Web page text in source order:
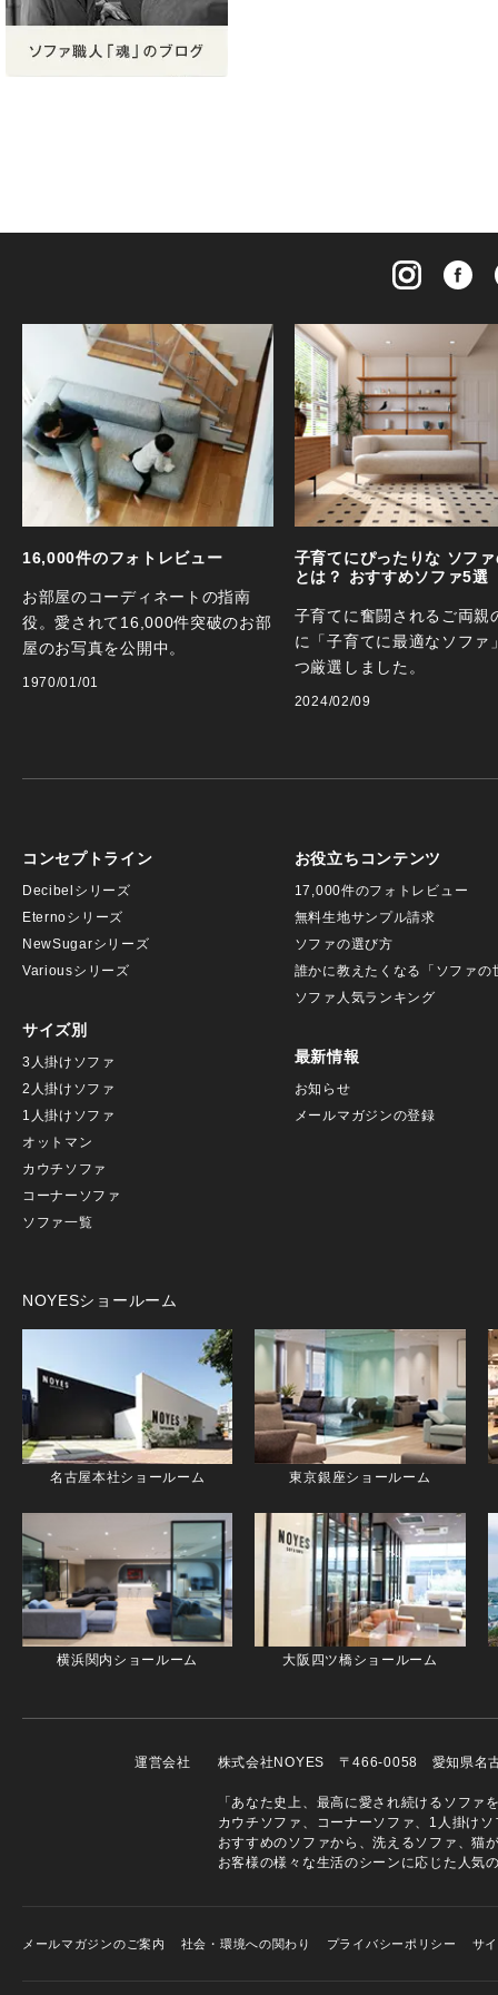
16,000件のフォトレビュー
お部屋のコーディネートの指南
役。愛されて16,000件突破のお部
屋のお写真を公開中。
1970/01/01
子育てにぴったりな ソフ
とは？ おすすめソファ5選
子育てに奮闘されるご両親
に「子育てに最適なソファ
つ厳選しました。
2024/02/09
コンセプトライン
Decibelシリーズ
Eternoシリーズ
NewSugarシリーズ
Variousシリーズ
サイズ別
3人掛けソファ
2人掛けソファ
1人掛けソファ
オットマン
カウチソファ
コーナーソファ
ソファ一覧
お役立ちコンテンツ
17,000件のフォトレビュー
無料生地サンプル請求
ソファの選び方
誰かに教えたくなる「ソファの
ソファ人気ランキング
最新情報
お知らせ
メールマガジンの登録
NOYESショールーム
名古屋本社ショールーム 東京銀座ショールーム
横浜関内ショールーム 大阪四ツ橋ショールーム
運営会社 株式会社NOYES 〒466-0058 愛知県名
「あなた史上、最高に愛され続けるソフ
カウチソファ、コーナーソファ、1人掛け
おすすめのソファから、洗えるソファ、猫
お客様の様々な生活のシーンに応じた人気
メールマガジンのご案内 社会・環境への関わり プライバシーポリシー サ